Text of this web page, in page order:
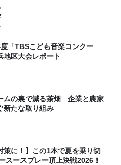
「TBSこども音楽コンクー
地区大会レポート
ムの裏で減る茶畑 企業と農家
新たな取り組み
策に！】この1本で夏を乗り切
スースプレー頂上決戦2026！